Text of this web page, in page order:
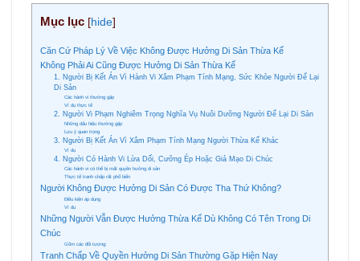
Mục lục [hide]
Căn Cứ Pháp Lý Về Việc Không Được Hưởng Di Sản Thừa Kế
Không Phải Ai Cũng Được Hưởng Di Sản Thừa Kế
1. Người Bị Kết Án Vì Hành Vi Xâm Phạm Tính Mạng, Sức Khỏe Người Để Lại
Di Sản
Các hành vi thường gặp
Ví dụ thực tế
2. Người Vi Phạm Nghiêm Trọng Nghĩa Vụ Nuôi Dưỡng Người Để Lại Di Sản
Những dấu hiệu thường gặp
Lưu ý quan trọng
3. Người Bị Kết Án Vì Xâm Phạm Tính Mạng Người Thừa Kế Khác
Ví dụ
4. Người Có Hành Vi Lừa Dối, Cưỡng Ép Hoặc Giả Mạo Di Chúc
Các hành vi có thể bị mất quyền hưởng di sản
Thực tế tranh chấp rất phổ biến
Người Không Được Hưởng Di Sản Có Được Tha Thứ Không?
Điều kiện áp dụng
Ví dụ
Những Người Vẫn Được Hưởng Thừa Kế Dù Không Có Tên Trong Di
Chúc
Gồm các đối tượng:
Tranh Chấp Về Quyền Hưởng Di Sản Thường Gặp Hiện Nay